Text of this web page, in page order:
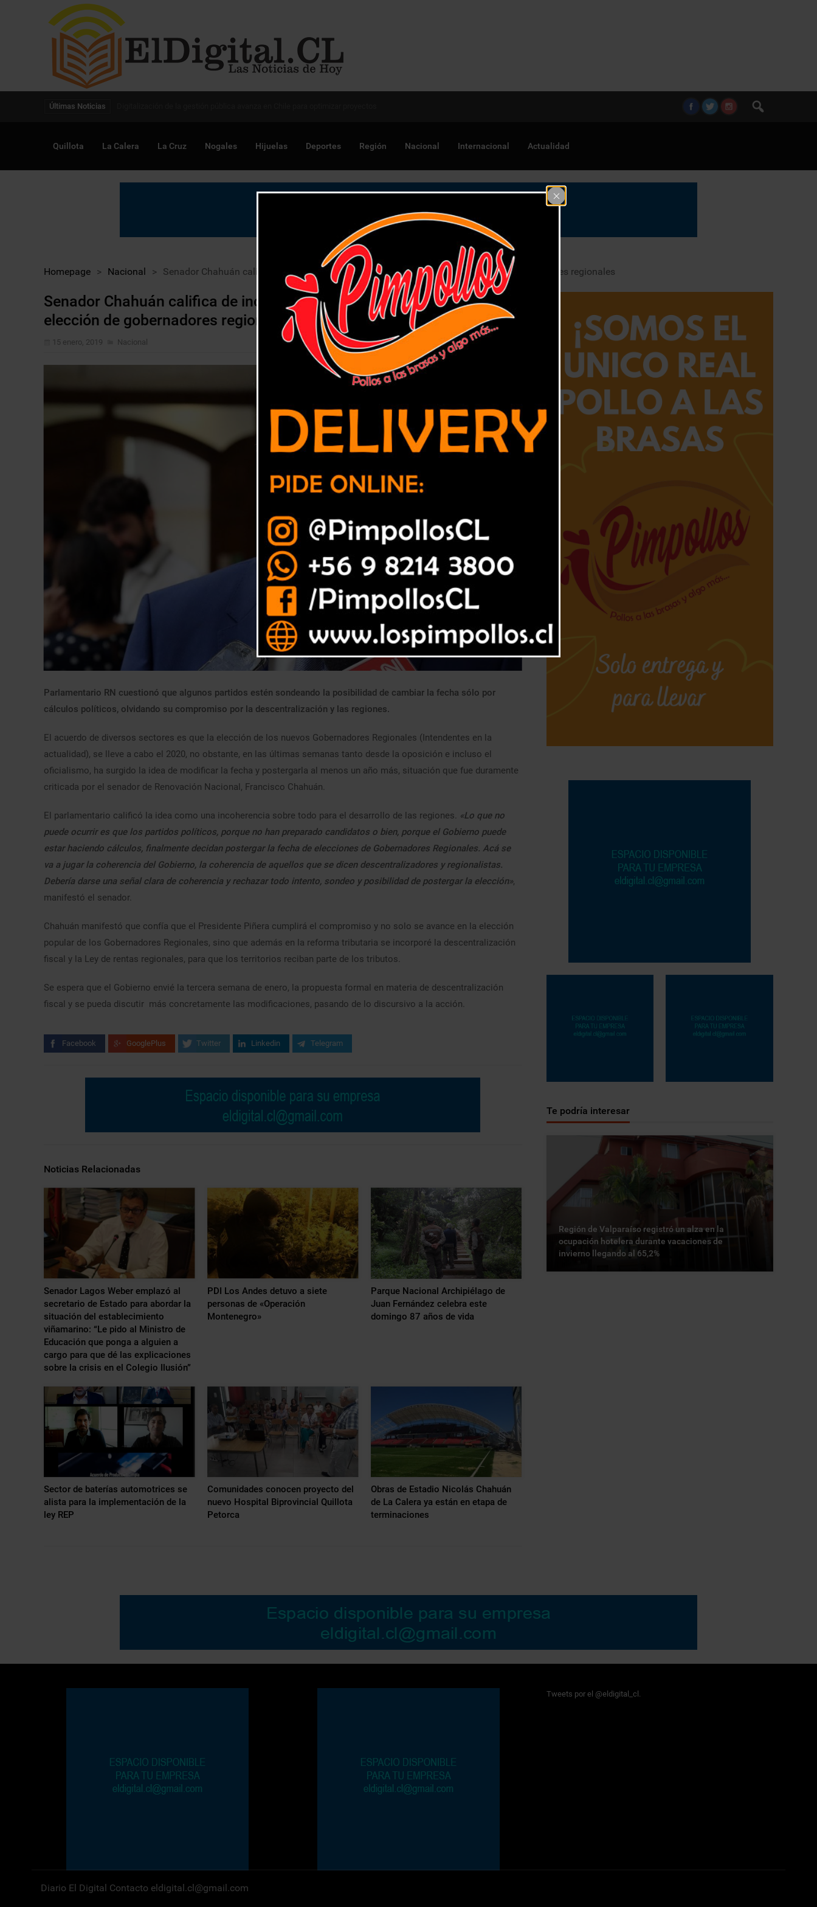
Últimas Noticias
Quillota La Calera La Cruz Nogales Hijuelas Deportes Región Nacional Internacional Actualidad
Homepage > Nacional > Senador Chahuán califica de incoherentes a quienes buscan retrasar elección de gobernadores regionales
Senador Chahuán califica de incoherentes a quienes buscan retrasar
elección de gobernadores regionales
15 enero, 2019 Nacional
Parlamentario RN cuestionó que algunos partidos estén sondeando la posibilidad de cambiar la fecha sólo por
cálculos políticos, olvidando su compromiso por la descentralización y las regiones.
El acuerdo de diversos sectores es que la elección de los nuevos Gobernadores Regionales (Intendentes en la
actualidad), se lleve a cabo el 2020, no obstante, en las últimas semanas tanto desde la oposición e incluso el
oficialismo, ha surgido la idea de modificar la fecha y postergarla al menos un año más, situación que fue duramente
criticada por el senador de Renovación Nacional, Francisco Chahuán.
El parlamentario calificó la idea como una incoherencia sobre todo para el desarrollo de las regiones. «Lo que no
puede ocurrir es que los partidos políticos, porque no han preparado candidatos o bien, porque el Gobierno puede
estar haciendo cálculos, finalmente decidan postergar la fecha de elecciones de Gobernadores Regionales. Acá se
va a jugar la coherencia del Gobierno, la coherencia de aquellos que se dicen descentralizadores y regionalistas.
Debería darse una señal clara de coherencia y rechazar todo intento, sondeo y posibilidad de postergar la elección»,
manifestó el senador.
Chahuán manifestó que confía que el Presidente Piñera cumplirá el compromiso y no solo se avance en la elección
popular de los Gobernadores Regionales, sino que además en la reforma tributaria se incorporé la descentralización
fiscal y la Ley de rentas regionales, para que los territorios reciban parte de los tributos.
Se espera que el Gobierno envié la tercera semana de enero, la propuesta formal en materia de descentralización
fiscal y se pueda discutir más concretamente las modificaciones, pasando de lo discursivo a la acción.
Facebook GooglePlus Twitter Linkedin Telegram
Noticias Relacionadas
Senador Lagos Weber emplazó al
secretario de Estado para abordar la
situación del establecimiento
viñamarino: “Le pido al Ministro de
Educación que ponga a alguien a
cargo para que dé las explicaciones
sobre la crisis en el Colegio Ilusión”
PDI Los Andes detuvo a siete
personas de «Operación
Montenegro»
Parque Nacional Archipiélago de
Juan Fernández celebra este
domingo 87 años de vida
Sector de baterías automotrices se
alista para la implementación de la
ley REP
Comunidades conocen proyecto del
nuevo Hospital Biprovincial Quillota
Petorca
Obras de Estadio Nicolás Chahuán
de La Calera ya están en etapa de
terminaciones
Te podría interesar
Región de Valparaíso registró un alza en la
ocupación hotelera durante vacaciones de
invierno llegando al 65,2%
Tweets por el @eldigital_cl.
Diario El Digital Contacto eldigital.cl@gmail.com